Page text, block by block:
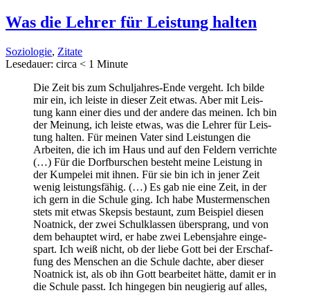
Was die Leh­rer für Leis­tung halten
Soziologie, Zitate
Lese­dau­er: cir­ca < 1 Minu­te
Die Zeit bis zum Schul­jah­res-Ende ver­geht. Ich bil­de
mir ein, ich leis­te in die­ser Zeit etwas. Aber mit Leis­
tung kann einer dies und der ande­re das mei­nen. Ich bin
der Mei­nung, ich leis­te etwas, was die Leh­rer für Leis­
tung hal­ten. Für mei­nen Vater sind Leis­tun­gen die
Arbei­ten, die ich im Haus und auf den Fel­dern ver­rich­te
(…) Für die Dorf­bur­schen besteht mei­ne Leis­tung in
der Kum­pe­lei mit ihnen. Für sie bin ich in jener Zeit
wenig leis­tungs­fä­hig. (…) Es gab nie eine Zeit, in der
ich gern in die Schu­le ging. Ich habe Mus­ter­men­schen
stets mit etwas Skep­sis bestaunt, zum Bei­spiel die­sen
Noat­nick, der zwei Schul­klas­sen über­sprang, und von
dem behaup­tet wird, er habe zwei Lebens­jah­re ein­ge­
spart. Ich weiß nicht, ob der lie­be Gott bei der Erschaf­
fung des Men­schen an die Schu­le dach­te, aber die­ser
Noat­nick ist, als ob ihn Gott bear­bei­tet hät­te, damit er in
die Schu­le passt. Ich hin­ge­gen bin neu­gie­rig auf alles,